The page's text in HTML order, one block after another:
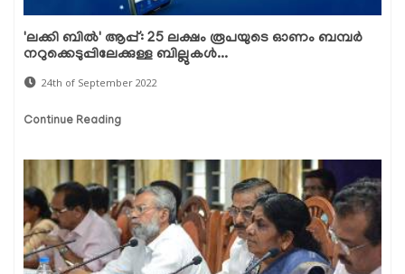
'ലക്കി ബിൽ' ആപ്പ്: 25 ലക്ഷം രൂപയുടെ ഓണം ബമ്പർ
നറുക്കെടുപ്പിലേക്കുള്ള ബില്ലുകൾ...
24th of September 2022
Continue Reading